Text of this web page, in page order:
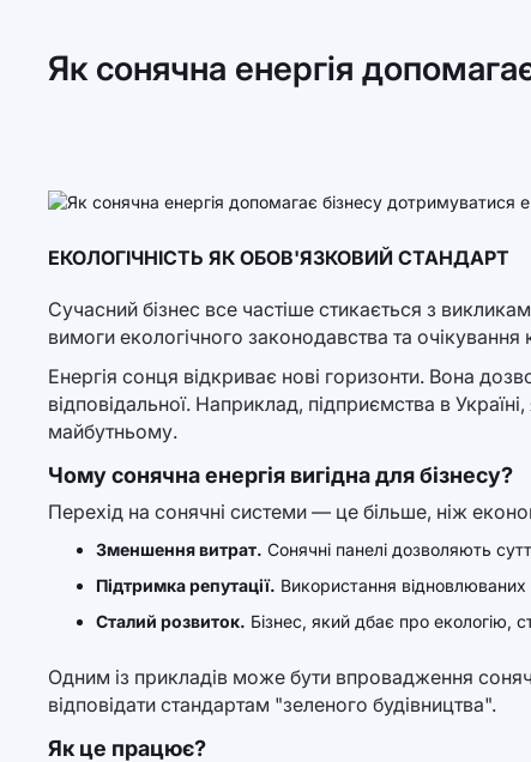
Як сонячна енергія
ЕКОЛОГІЧНІСТЬ ЯК ОБОВ'ЯЗКОВИЙ СТАНДАРТ
Сучасний бізнес все частіше стикається з
вимоги екологічного законодавства та очікування
Енергія сонця відкриває нові горизонти. Вона
відповідальної. Наприклад, підприємства в
майбутньому.
Чому сонячна енергія вигідна для бізнесу?
Перехід на сонячні системи — це більше, ніж
Зменшення витрат. Сонячні панелі дозволяють
Підтримка репутації. Використання відновлюваних
Сталий розвиток. Бізнес, який дбає про екологію,
Одним із прикладів може бути впровадження
відповідати стандартам "зеленого будівництва".
Як це працює?